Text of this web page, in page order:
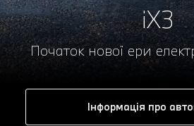
iX3
Початок нової ери
Інформація про